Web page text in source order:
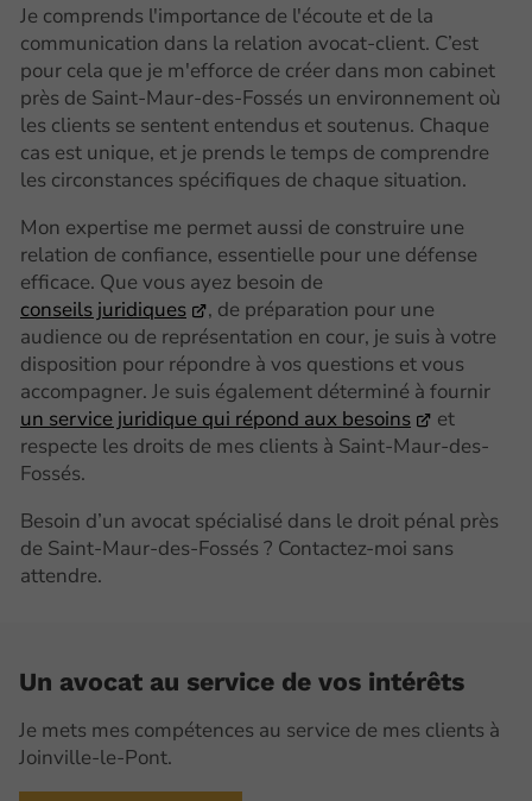
Je comprends l'importance de l'écoute et de la
communication dans la relation avocat-client. C’est
pour cela que je m'efforce de créer dans mon cabinet
près de Saint-Maur-des-Fossés un environnement où
les clients se sentent entendus et soutenus. Chaque
cas est unique, et je prends le temps de comprendre
les circonstances spécifiques de chaque situation.
Mon expertise me permet aussi de construire une
relation de confiance, essentielle pour une défense
efficace. Que vous ayez besoin de
conseils juridiques
, de préparation pour une
audience ou de représentation en cour, je suis à votre
disposition pour répondre à vos questions et vous
accompagner. Je suis également déterminé à fournir
un service juridique qui répond aux besoins
et
respecte les droits de mes clients à Saint-Maur-des-
Fossés.
Besoin d’un avocat spécialisé dans le droit pénal près
de Saint-Maur-des-Fossés ? Contactez-moi sans
attendre.
Un avocat au service de vos intérêts
Je mets mes compétences au service de mes clients à
Joinville-le-Pont.